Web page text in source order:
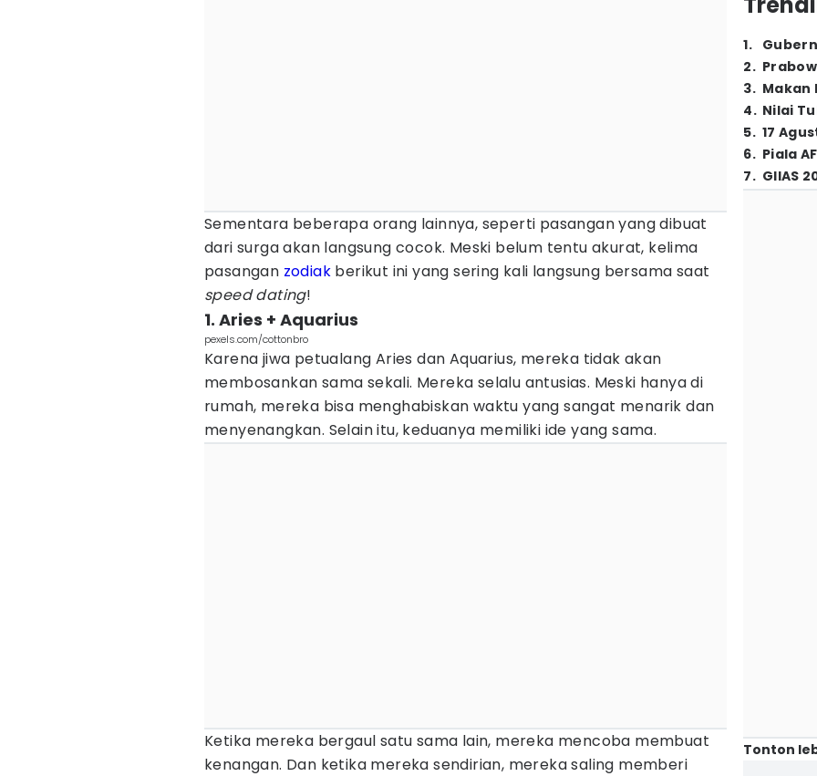
Sementara beberapa orang lainnya, seperti pasangan yang dibuat
dari surga akan langsung cocok. Meski belum tentu akurat, kelima
pasangan zodiak berikut ini yang sering kali langsung bersama saat
speed dating!
1. Aries + Aquarius
pexels.com/cottonbro
Karena jiwa petualang Aries dan Aquarius, mereka tidak akan
membosankan sama sekali. Mereka selalu antusias. Meski hanya di
rumah, mereka bisa menghabiskan waktu yang sangat menarik dan
menyenangkan. Selain itu, keduanya memiliki ide yang sama.
Ketika mereka bergaul satu sama lain, mereka mencoba membuat
kenangan. Dan ketika mereka sendirian, mereka saling memberi
1.
2.
3. Makan
4. Nilai
5. 17
6. Piala
7. GIIAS
Tonton